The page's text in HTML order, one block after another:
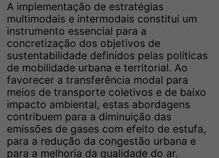
A implementação de estratégias
multimodais e intermodais constitui um
instrumento essencial para a
concretização dos objetivos de
sustentabilidade definidos pelas políticas
de mobilidade urbana e territorial. Ao
favorecer a transferência modal para
meios de transporte coletivos e de baixo
impacto ambiental, estas abordagens
contribuem para a diminuição das
emissões de gases com efeito de estufa,
para a redução da congestão urbana e
para a melhoria da qualidade do ar.